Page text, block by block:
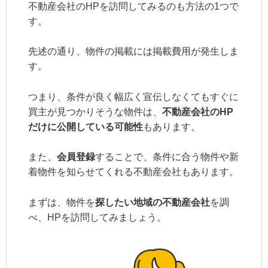
不動産会社のHPを訪問してみるのも方法の1つで
す。
先述の通り、物件の掲載には掲載費用が発生しま
す。
つまり、条件が良く幅広く宣伝しなくてもすぐに
買主が見つかりそうな物件は、 不動産会社のHP
だけに公開している可能性もあります。
また、 会員登録することで、条件に合う物件や新
着物件を知らせてくれる不動産会社もあります。
まずは、物件を探したい地域の不動産会社を調
べ、HPを訪問してみましょう。